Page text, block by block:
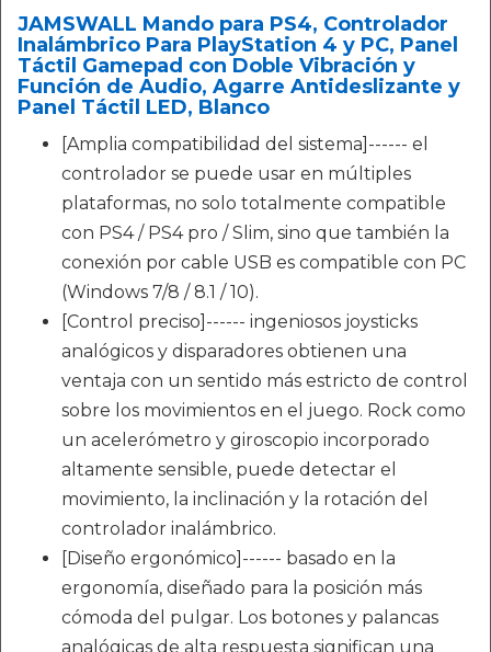
JAMSWALL Mando para PS4, Controlador
Inalámbrico Para PlayStation 4 y PC, Panel
Táctil Gamepad con Doble Vibración y
Función de Audio, Agarre Antideslizante y
Panel Táctil LED, Blanco
[Amplia compatibilidad del sistema]------ el
controlador se puede usar en múltiples
plataformas, no solo totalmente compatible
con PS4 / PS4 pro / Slim, sino que también la
conexión por cable USB es compatible con PC
(Windows 7/8 / 8.1 / 10).
[Control preciso]------ ingeniosos joysticks
analógicos y disparadores obtienen una
ventaja con un sentido más estricto de control
sobre los movimientos en el juego. Rock como
un acelerómetro y giroscopio incorporado
altamente sensible, puede detectar el
movimiento, la inclinación y la rotación del
controlador inalámbrico.
[Diseño ergonómico]------ basado en la
ergonomía, diseñado para la posición más
cómoda del pulgar. Los botones y palancas
analógicas de alta respuesta significan una